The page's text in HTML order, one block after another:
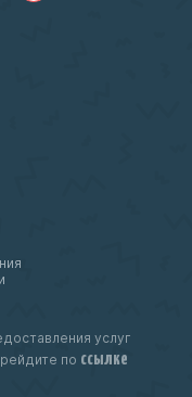
услуг
по ссылке